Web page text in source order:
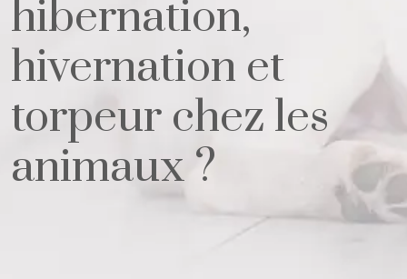
hibernation,
hivernation et
torpeur chez les
animaux ?